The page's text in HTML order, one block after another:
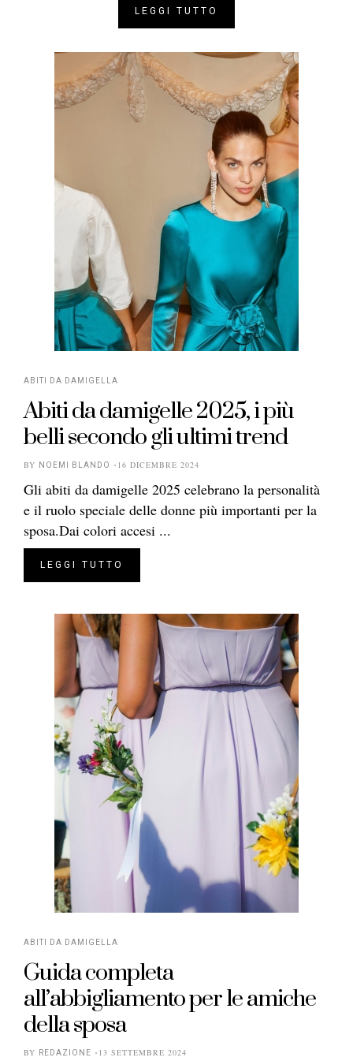
LEGGI TUTTO
ABITI DA DAMIGELLA
Abiti da damigelle 2025, i più
belli secondo gli ultimi trend
BY NOEMI BLANDO 16 DICEMBRE 2024
Gli abiti da damigelle 2025 celebrano la personalità
e il ruolo speciale delle donne più importanti per la
sposa.Dai colori accesi ...
LEGGI TUTTO
ABITI DA DAMIGELLA
Guida completa
all’abbigliamento per le amiche
della sposa
BY REDAZIONE 13 SETTEMBRE 2024